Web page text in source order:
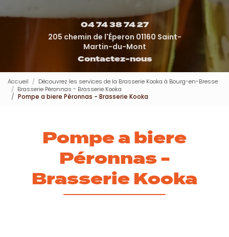
04 74 38 74 27
205 chemin de l'Éperon 01160 Saint-
Martin-du-Mont
Contactez-nous
Accueil
Découvrez les services de la Brasserie Kooka à Bourg-en-Bresse
Brasserie Péronnas - Brasserie Kooka
Pompe a biere Péronnas - Brasserie Kooka
Pompe a biere
Péronnas -
Brasserie Kooka